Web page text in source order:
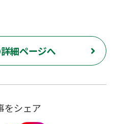
細ページへ
をシェア